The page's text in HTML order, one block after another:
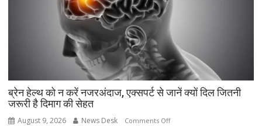
के
आज
लॉन्च
होगा
नया
Vivo
ब्रेन हेल्थ को न करें नजरअंदाज, एक्सपर्ट से जानें क्यों दिल जितनी
जरूरी है दिमाग की सेहत
August 9, 2026 News Desk Comments Offon